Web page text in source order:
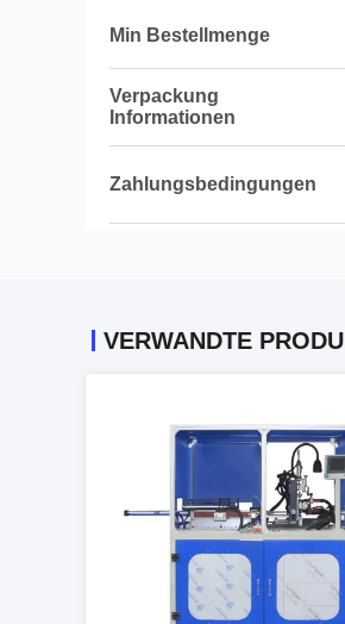
Min Bestellmenge
Verpackung
Informationen
Zahlungsbedingungen